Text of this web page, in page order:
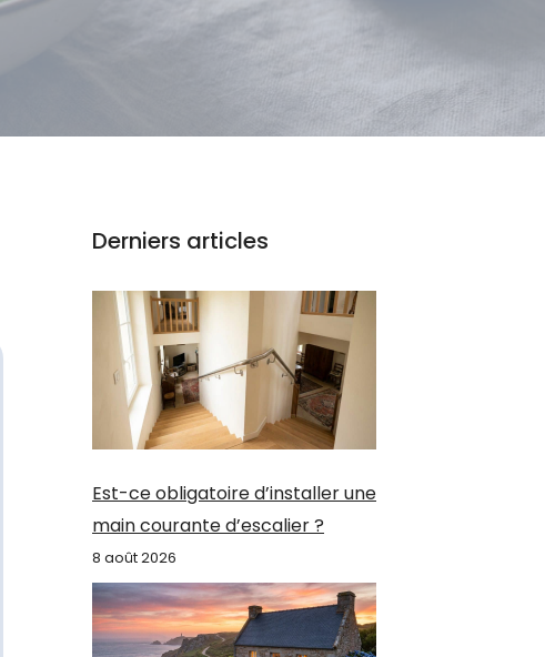
Derniers articles
Est-ce obligatoire d’installer une
main courante d’escalier ?
8 août 2026